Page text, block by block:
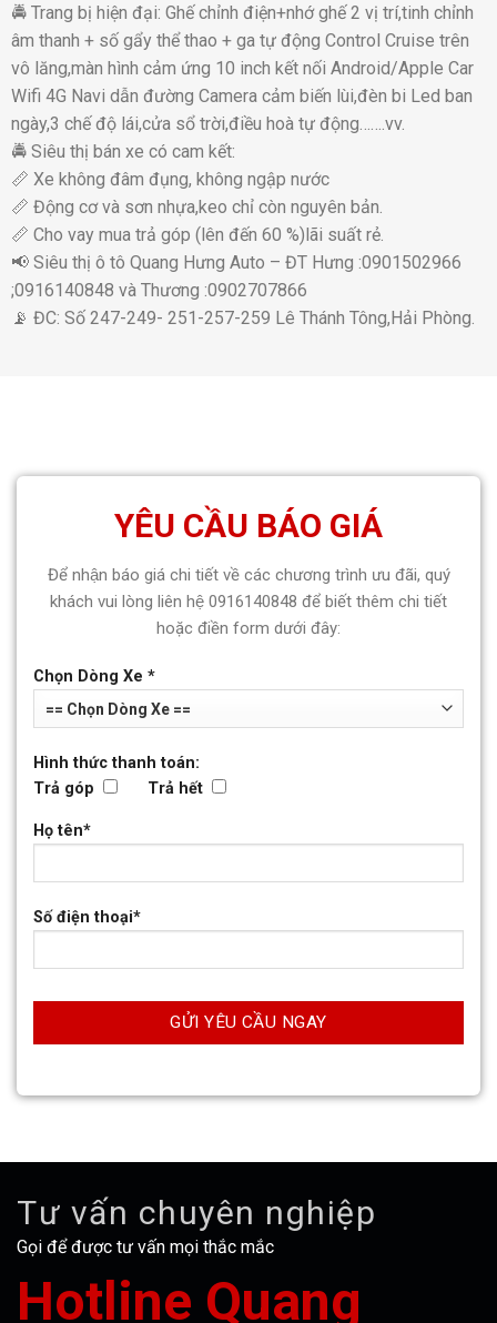
🚔 Trang bị hiện đại: Ghế chỉnh điện+nhớ ghế 2 vị trí,tinh chỉnh
âm thanh + số gẩy thể thao + ga tự động Control Cruise trên
vô lăng,màn hình cảm ứng 10 inch kết nối Android/Apple Car
Wifi 4G Navi dẫn đường Camera cảm biến lùi,đèn bi Led ban
ngày,3 chế độ lái,cửa sổ trời,điều hoà tự động…….vv.
🚔 Siêu thị bán xe có cam kết:
📏 Xe không đâm đụng, không ngập nước
📏 Động cơ và sơn nhựa,keo chỉ còn nguyên bản.
📏 Cho vay mua trả góp (lên đến 60 %)lãi suất rẻ.
📢 Siêu thị ô tô Quang Hưng Auto – ĐT Hưng :0901502966
;0916140848 và Thương :0902707866
📡 ĐC: Số 247-249- 251-257-259 Lê Thánh Tông,Hải Phòng.
YÊU CẦU BÁO GIÁ
Để nhận báo giá chi tiết về các chương trình ưu đãi, quý
khách vui lòng liên hệ 0916140848 để biết thêm chi tiết
hoặc điền form dưới đây:
Chọn Dòng Xe *
Hình thức thanh toán:
Trả góp
Trả hết
Họ tên*
Số điện thoại*
Tư vấn chuyên nghiệp
Gọi để được tư vấn mọi thắc mắc
Hotline Quang